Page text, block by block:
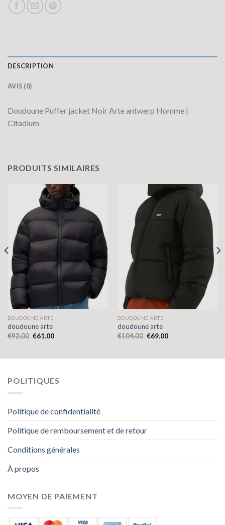
DESCRIPTION
AVIS (0)
Doudoune Puffer jacket Noir Arte antwerp Homme |
Citadium
PRODUITS SIMILAIRES
DOUDOUNE ARTE
doudoune arte
€92.00 €61.00
DOUDOUNE ARTE
doudoune arte
€104.00 €69.00
POLITIQUES
Politique de confidentialité
Politique de remboursement et de retour
Conditions générales
À propos
MOYEN DE PAIEMENT